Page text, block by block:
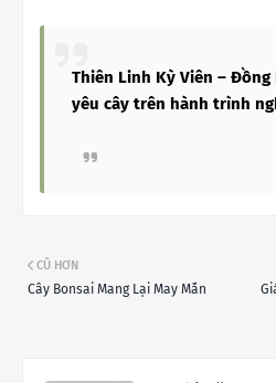
Thiên Linh Kỳ Viên –
yêu cây trên hành trình
CŨ HƠN
Cây Bonsai Mang Lại May Mắn